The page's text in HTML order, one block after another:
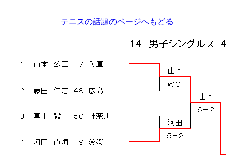
テニスの話題のページへもどる